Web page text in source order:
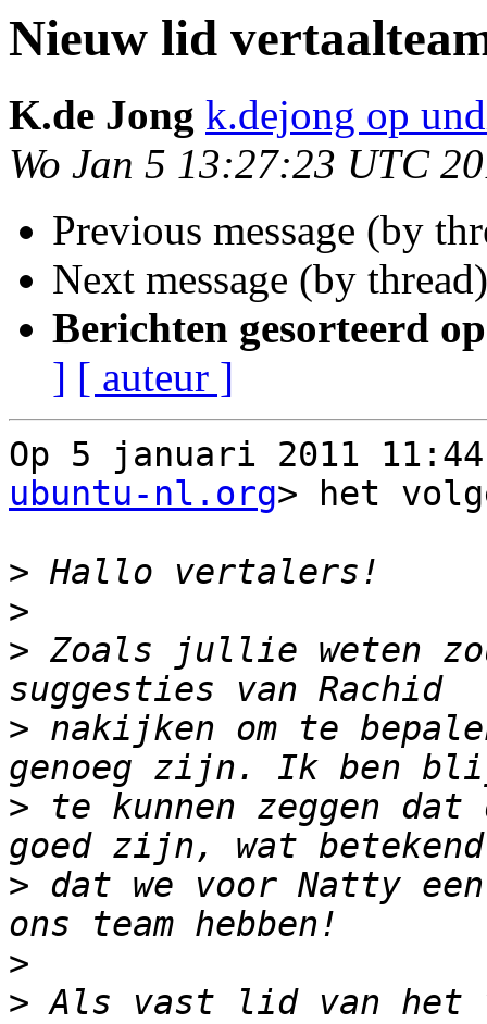
Nieuw lid
K.de Jong k.dejong op
Wo Jan 5 13:27:23 UTC
Previous message (by
Next message (by
Berichten gesorteerd
] [ auteur ]
Op 5 januari 2011
ubuntu-nl.org> het
>
>
> Zoals jullie weten
> nakijken om te
> te kunnen zeggen
> dat we voor Natty
>
> Als vast lid van het